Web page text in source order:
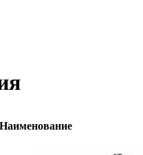
Наименование